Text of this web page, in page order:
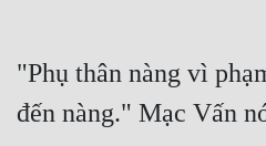
"Phụ thân nàng vì